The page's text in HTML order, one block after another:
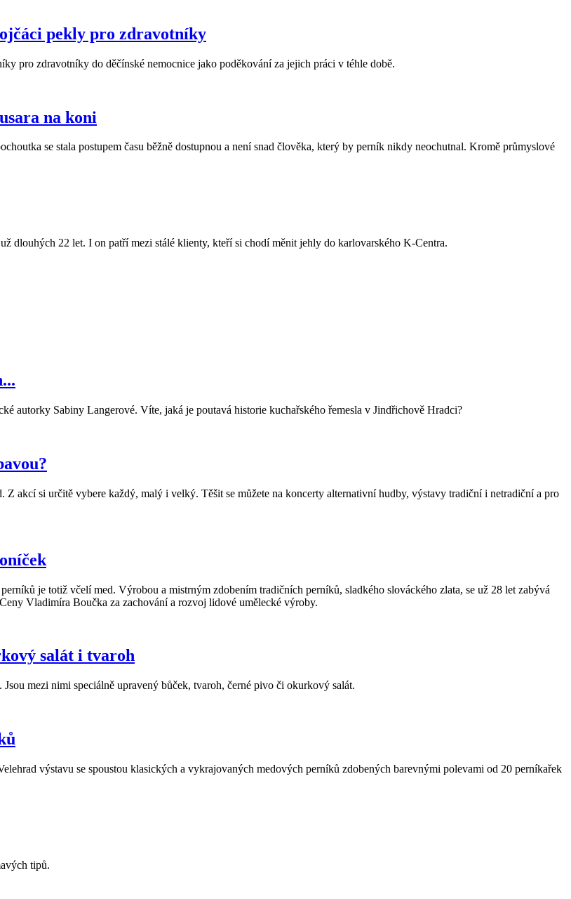
pekly pro zdravotníky
pro zdravotníky do děčínské nemocnice jako poděkování za jejich práci v téhle době.
na koni
se stala postupem času běžně dostupnou a není snad člověka, který by perník nikdy neochutnal. Kromě průmyslové
dlouhých 22 let. I on patří mezi stálé klienty, kteří si chodí měnit jehly do karlovarského K-Centra.
autorky Sabiny Langerové. Víte, jaká je poutavá historie kuchařského řemesla v Jindřichově Hradci?
akcí si určitě vybere každý, malý i velký. Těšit se můžete na koncerty alternativní hudby, výstavy tradiční i netradiční a pro
je totiž včelí med. Výrobou a mistrným zdobením tradičních perníků, sladkého slováckého zlata, se už 28 let zabývá
Vladimíra Boučka za zachování a rozvoj lidové umělecké výroby.
salát i tvaroh
mezi nimi speciálně upravený bůček, tvaroh, černé pivo či okurkový salát.
výstavu se spoustou klasických a vykrajovaných medových perníků zdobených barevnými polevami od 20 perníkařek
tipů.